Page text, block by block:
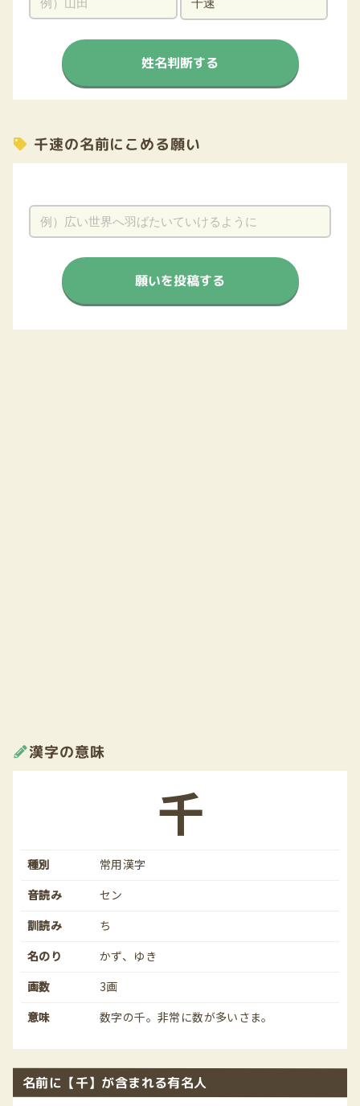
姓名判断する
千速の名前にこめる願い
願いを投稿する
漢字の意味
千
種別
常用漢字
音読み
セン
訓読み
ち
名のり
かず、ゆき
画数
3画
意味
数字の千。非常に数が多いさま。
名前に【千】が含まれる有名人